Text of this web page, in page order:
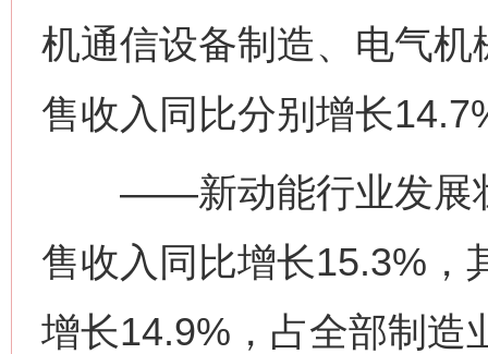
机通信设备制造、电气
售收入同比分别增长
——新动能行业发展壮
售收入同比增长15.3%，
增长14.9%，占全部制造